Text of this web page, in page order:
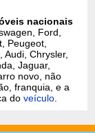
nacionais
Ford,
Peugeot,
Chrysler,
Jaguar,
novo, não
franquia, e a
doveículo